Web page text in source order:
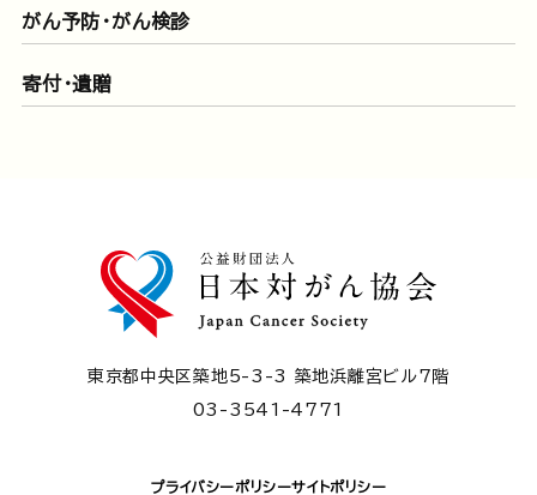
がん予防・がん検診
寄付・遺贈
東京都中央区築地5-3-3 築地浜離宮ビル7階
03-3541-4771
プライバシーポリシーサイトポリシー